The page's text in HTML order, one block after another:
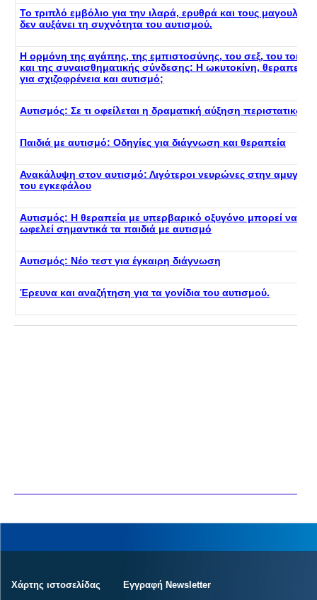
Το τριπλό εμβόλιο για την ιλαρά, ερυθρά και τους
δεν αυξάνει τη συχνότητα του αυτισμού.
Η ορμόνη της αγάπης, της εμπιστοσύνης, του σεξ, του
και της συναισθηματικής σύνδεσης: Η ωκυτοκίνη, θεραπεία
για σχιζοφρένεια και αυτισμό;
Αυτισμός: Σε τι οφείλεται η δραματική αύξηση περιστατικών;
Παιδιά με αυτισμό: Οδηγίες για διάγνωση και θεραπεία
Ανακάλυψη στον αυτισμό: Λιγότεροι νευρώνες στην
του εγκεφάλου
Αυτισμός: Η θεραπεία με υπερβαρικό οξυγόνο μπορεί να
ωφελεί σημαντικά τα παιδιά με αυτισμό
Αυτισμός: Νέο τεστ για έγκαιρη διάγνωση
Έρευνα και αναζήτηση για τα γονίδια του αυτισμού.
Χάρτης ιστοσελίδας Εγγραφή Newsletter